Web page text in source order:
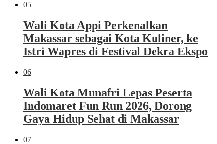
05
Wali Kota Appi Perkenalkan
Makassar sebagai Kota Kuliner, ke
Istri Wapres di Festival Dekra Ekspo
06
Wali Kota Munafri Lepas Peserta
Indomaret Fun Run 2026, Dorong
Gaya Hidup Sehat di Makassar
07